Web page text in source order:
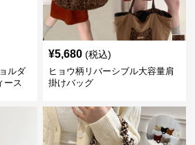
ルダ
ース
¥5,680 (税込)
ヒョウ柄リバーシブル大容量肩
掛けバッグ